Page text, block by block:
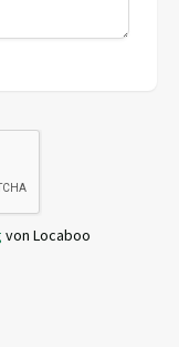
von Locaboo